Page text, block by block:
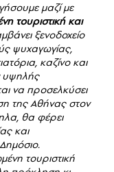
μαζί με
τουριστική και
ξενοδοχείο
ψυχαγωγίας,
καζίνο και
υψηλής
να προσελκύσει
της Αθήνας στον
θα φέρει
και
τουριστική